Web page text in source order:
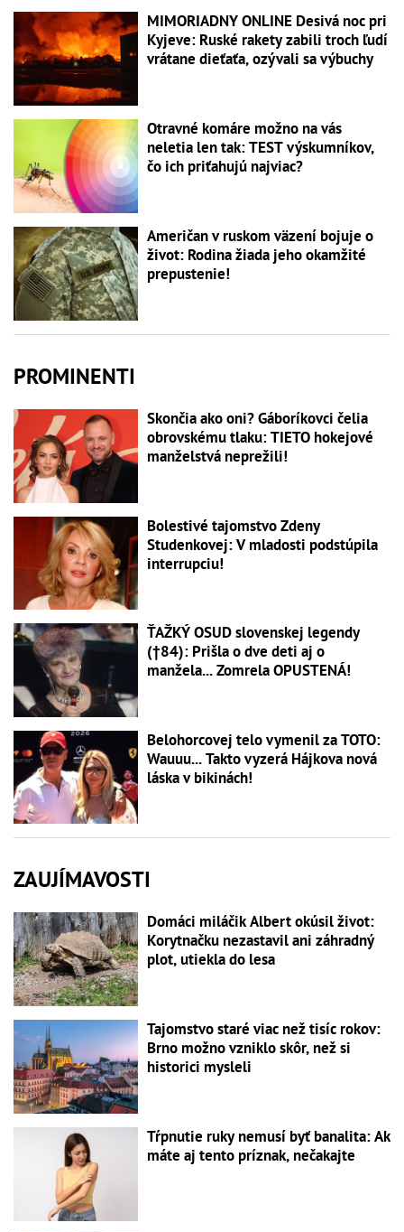
MIMORIADNY ONLINE Desivá noc pri
Kyjeve: Ruské rakety zabili troch ľudí
vrátane dieťaťa, ozývali sa výbuchy
Otravné komáre možno na vás
neletia len tak: TEST výskumníkov,
čo ich priťahujú najviac?
Američan v ruskom väzení bojuje o
život: Rodina žiada jeho okamžité
prepustenie!
PROMINENTI
Skončia ako oni? Gáboríkovci čelia
obrovskému tlaku: TIETO hokejové
manželstvá neprežili!
Bolestivé tajomstvo Zdeny
Studenkovej: V mladosti podstúpila
interrupciu!
ŤAŽKÝ OSUD slovenskej legendy
(†84): Prišla o dve deti aj o
manžela... Zomrela OPUSTENÁ!
Belohorcovej telo vymenil za TOTO:
Wauuu... Takto vyzerá Hájkova nová
láska v bikinách!
ZAUJÍMAVOSTI
Domáci miláčik Albert okúsil život:
Korytnačku nezastavil ani záhradný
plot, utiekla do lesa
Tajomstvo staré viac než tisíc rokov:
Brno možno vzniklo skôr, než si
historici mysleli
Tŕpnutie ruky nemusí byť banalita: Ak
máte aj tento príznak, nečakajte